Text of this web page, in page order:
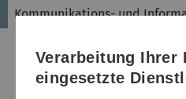
Kommunikations- und
Verarbeitung Ihrer
eingesetzte